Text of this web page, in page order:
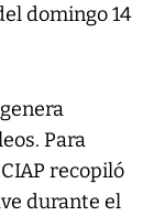
domingo 14
Para
recopiló
durante el